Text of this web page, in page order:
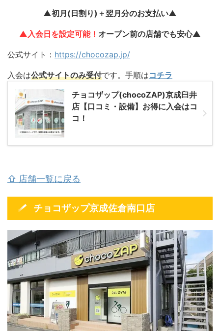
▲初月(日割り)＋翌月分のお支払い▲
▲入会日を設定可能！ オープン前の店舗でも安心▲
公式サイト： https://chocozap.jp/
入会は公式サイトのみ受付です。手順はコチラ
チョコザップ(chocoZAP)京成臼井
店【口コミ・設備】お得に入会はコ
コ！
⇧ 店舗一覧に戻る
チョコザップ京成佐倉南口店